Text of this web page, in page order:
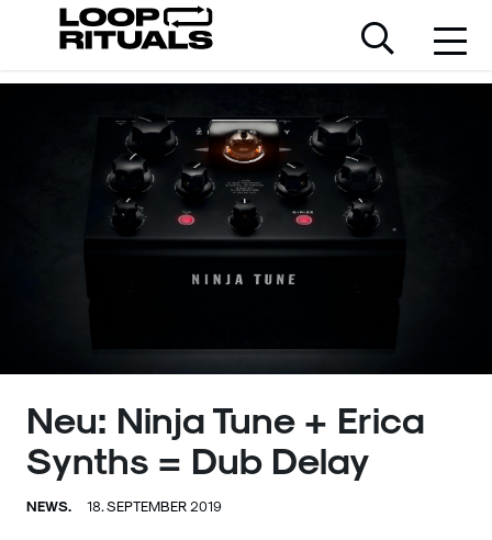
Neu: Ninja Tune + Erica
Synths = Dub Delay
NEWS. 18. SEPTEMBER 2019